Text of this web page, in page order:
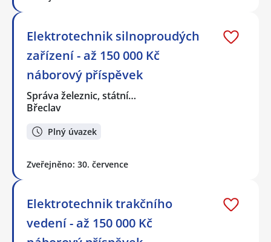
Elektrotechnik silnoproudých
zařízení - až 150 000 Kč
náborový příspěvek
Správa železnic, státní…
Břeclav
Plný úvazek
Zveřejněno: 30. července
Elektrotechnik trakčního
vedení - až 150 000 Kč